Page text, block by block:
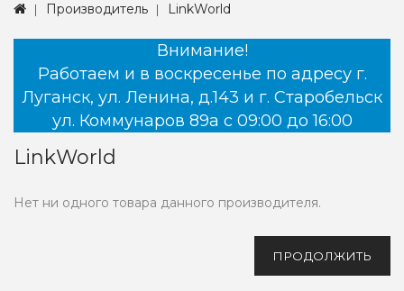
Производитель LinkWorld
Внимание!
Работаем и в воскресенье по адресу г.
Луганск, ул. Ленина, д.143 и г. Старобельск
ул. Коммунаров 89а с 09:00 до 16:00
LinkWorld
Нет ни одного товара данного производителя.
ПРОДОЛЖИТЬ